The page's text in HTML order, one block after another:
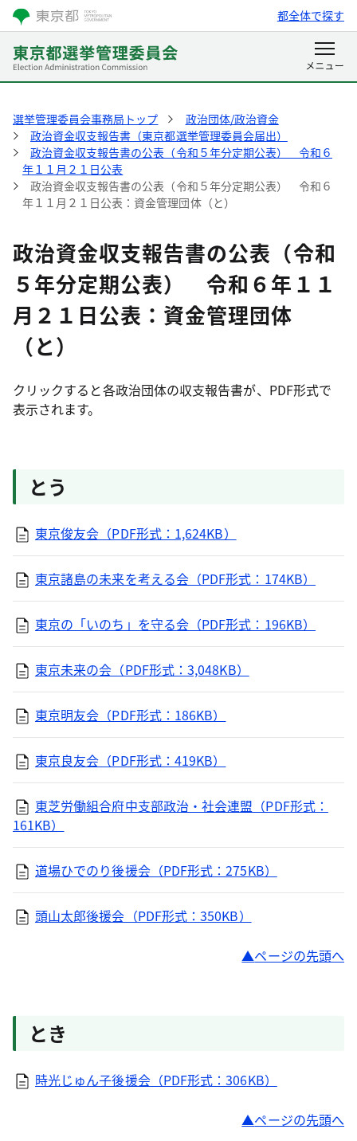
都全体で探す
選挙管理委員会事務局トップ
政治団体/政治資金
政治資金収支報告書（東京都選挙管理委員会届出）
政治資金収支報告書の公表（令和５年分定期公表） 令和６
年１１月２１日公表
政治資金収支報告書の公表（令和５年分定期公表） 令和６
年１１月２１日公表：資金管理団体（と）
政治資金収支報告書の公表（令和
５年分定期公表） 令和６年１１
月２１日公表：資金管理団体
（と）
クリックすると各政治団体の収支報告書が、PDF形式で
表示されます。
とう
東京俊友会（PDF形式：1,624KB）
東京諸島の未来を考える会（PDF形式：174KB）
東京の「いのち」を守る会（PDF形式：196KB）
東京未来の会（PDF形式：3,048KB）
東京明友会（PDF形式：186KB）
東京良友会（PDF形式：419KB）
東芝労働組合府中支部政治・社会連盟（PDF形式：
161KB）
道場ひでのり後援会（PDF形式：275KB）
頭山太郎後援会（PDF形式：350KB）
ページの先頭へ
とき
時光じゅん子後援会（PDF形式：306KB）
ページの先頭へ